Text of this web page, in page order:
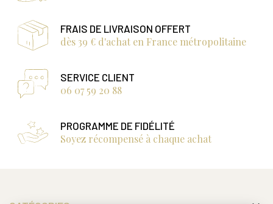
FRAIS DE LIVRAISON OFFERT
dès 39 € d'achat en France métropolitaine
SERVICE CLIENT
06 07 59 20 88
PROGRAMME DE FIDÉLITÉ
Soyez récompensé à chaque achat